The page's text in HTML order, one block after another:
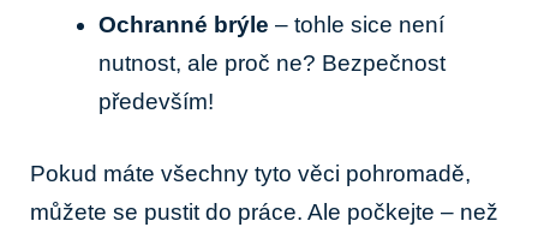
Ochranné brýle – tohle sice není
nutnost, ale proč ne? ⁣Bezpečnost
především!
Pokud​ máte všechny tyto věci pohromadě,
můžete se pustit do práce. Ale počkejte – než